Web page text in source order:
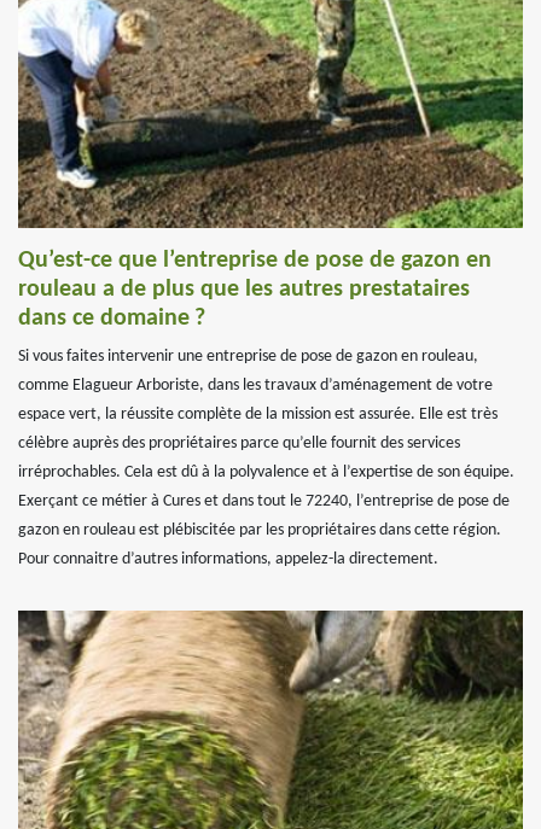
Qu’est-ce que l’entreprise de pose de gazon en
rouleau a de plus que les autres prestataires
dans ce domaine ?
Si vous faites intervenir une entreprise de pose de gazon en rouleau,
comme Elagueur Arboriste, dans les travaux d’aménagement de votre
espace vert, la réussite complète de la mission est assurée. Elle est très
célèbre auprès des propriétaires parce qu’elle fournit des services
irréprochables. Cela est dû à la polyvalence et à l’expertise de son équipe.
Exerçant ce métier à Cures et dans tout le 72240, l’entreprise de pose de
gazon en rouleau est plébiscitée par les propriétaires dans cette région.
Pour connaitre d’autres informations, appelez-la directement.